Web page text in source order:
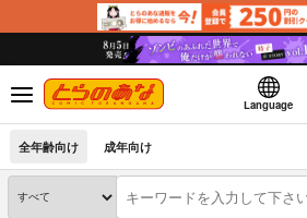
Language
全年齢向け 成年向け